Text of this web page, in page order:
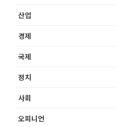
산업
경제
국제
정치
사회
오피니언